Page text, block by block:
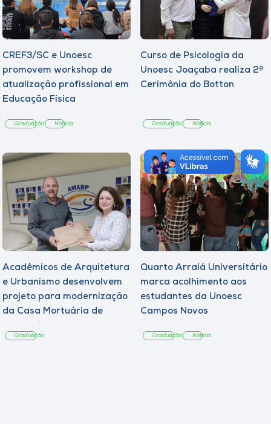
CREF3/SC e Unoesc
promovem workshop de
atualização profissional em
Educação Física
Graduação Notícia
Curso de Psicologia da
Unoesc Joaçaba realiza 2ª
Cerimônia do Botton
Graduação Notícia
Acadêmicos de Arquitetura
e Urbanismo desenvolvem
projeto para modernização
da Casa Mortuária de
Graduação
Quarto Arraiá Universitário
marca acolhimento aos
estudantes da Unoesc
Campos Novos
Graduação Notícia